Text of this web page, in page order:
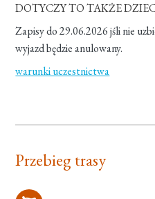
DOTYCZY TO TAKŻE
Zapisy do 29.06.2026 jśli nie
wyjazd będzie anulowany.
warunki uczestnictwa
Przebieg trasy